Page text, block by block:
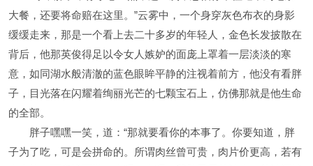
大餐，还要将命赔在这里。”云雾中，一个身穿灰色布衣的身影
缓缓走来，那是一个看上去二十多岁的年轻人，金色长发披散在
背后，他那英俊得足以令女人嫉妒的面庞上罩着一层淡淡的寒
意，如同湖水般清澈的蓝色眼眸平静的注视着前方，他没有看胖
子，目光落在闪耀着绚丽光芒的七颗宝石上，仿佛那就是他生命
的全部。
胖子嘿嘿一笑，道：“那就要看你的本事了。你要知道，胖
子为了吃，可是会拼命的。所谓肉丝曾可贵，肉片价更高，若有